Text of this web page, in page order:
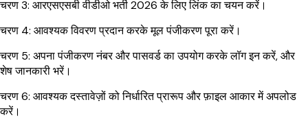
चरण 3: आरएसएसबी वीडीओ भर्ती 2026 के लिए लिंक का चयन करें।
चरण 4: आवश्यक विवरण प्रदान करके मूल पंजीकरण पूरा करें।
चरण 5: अपना पंजीकरण नंबर और पासवर्ड का उपयोग करके लॉग इन करें, और
शेष जानकारी भरें।
चरण 6: आवश्यक दस्तावेज़ों को निर्धारित प्रारूप और फ़ाइल आकार में अपलोड
करें।